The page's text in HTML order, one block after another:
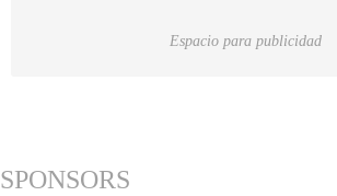
Espacio para publicidad
SPONSORS